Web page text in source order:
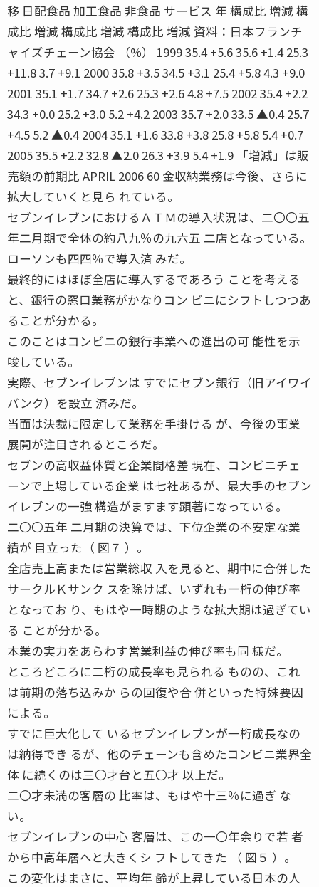
移 日配食品 加工食品 非食品 サービス 年 構成比 増減 構
成比 増減 構成比 増減 構成比 増減 資料：日本フランチ
ャイズチェーン協会 （%） 1999 35.4 +5.6 35.6 +1.4 25.3
+11.8 3.7 +9.1 2000 35.8 +3.5 34.5 +3.1 25.4 +5.8 4.3 +9.0
2001 35.1 +1.7 34.7 +2.6 25.3 +2.6 4.8 +7.5 2002 35.4 +2.2
34.3 +0.0 25.2 +3.0 5.2 +4.2 2003 35.7 +2.0 33.5 ▲0.4 25.7
+4.5 5.2 ▲0.4 2004 35.1 +1.6 33.8 +3.8 25.8 +5.8 5.4 +0.7
2005 35.5 +2.2 32.8 ▲2.0 26.3 +3.9 5.4 +1.9 「増減」は販
売額の前期比 APRIL 2006 60 金収納業務は今後、さらに
拡大していくと見ら れている。
セブンイレブンにおけるＡＴＭの導入状況は、二〇〇五
年二月期で全体の約八九％の九六五 二店となっている。
ローソンも四四％で導入済 みだ。
最終的にはほぼ全店に導入するであろう ことを考える
と、銀行の窓口業務がかなりコン ビニにシフトしつつあ
ることが分かる。
このことはコンビニの銀行事業への進出の可 能性を示
唆している。
実際、セブンイレブンは すでにセブン銀行（旧アイワイ
バンク）を設立 済みだ。
当面は決裁に限定して業務を手掛ける が、今後の事業
展開が注目されるところだ。
セブンの高収益体質と企業間格差 現在、コンビニチェ
ーンで上場している企業 は七社あるが、最大手のセブン
イレブンの一強 構造がますます顕著になっている。
二〇〇五年 二月期の決算では、下位企業の不安定な業
績が 目立った（ 図７ ）。
全店売上高または営業総収 入を見ると、期中に合併した
サークルＫサンク スを除けば、いずれも一桁の伸び率
となってお り、もはや一時期のような拡大期は過ぎてい
る ことが分かる。
本業の実力をあらわす営業利益の伸び率も同 様だ。
ところどころに二桁の成長率も見られる ものの、これ
は前期の落ち込みか らの回復や合 併といった特殊要因
による。
すでに巨大化して いるセブンイレブンが一桁成長なの
は納得でき るが、他のチェーンも含めたコンビニ業界全
体 に続くのは三〇才台と五〇才 以上だ。
二〇才未満の客層の 比率は、もはや十三％に過ぎ な
い。
セブンイレブンの中心 客層は、この一〇年余りで若 者
から中高年層へと大きくシ フトしてきた （ 図５ ）。
この変化はまさに、平均年 齢が上昇している日本の人